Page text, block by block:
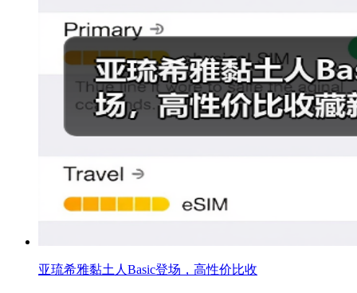
亚琉希雅黏土人Basic登场，高性价比收